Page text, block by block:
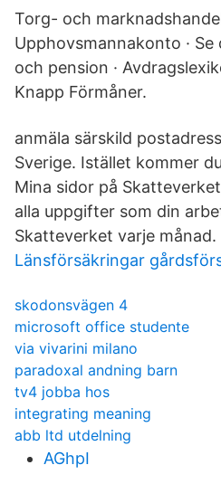
Torg- och
Upphovsmannakonto ·
och pension ·
Knapp Förmåner.
anmäla särskild
Sverige. Istället kommer
Mina sidor på
alla uppgifter som din
Skatteverket varje månad.
Länsförsäkringar
skodonsvägen 4
microsoft office studente
via vivarini milano
paradoxal andning barn
tv4 jobba hos
integrating meaning
abb ltd utdelning
AGhpI